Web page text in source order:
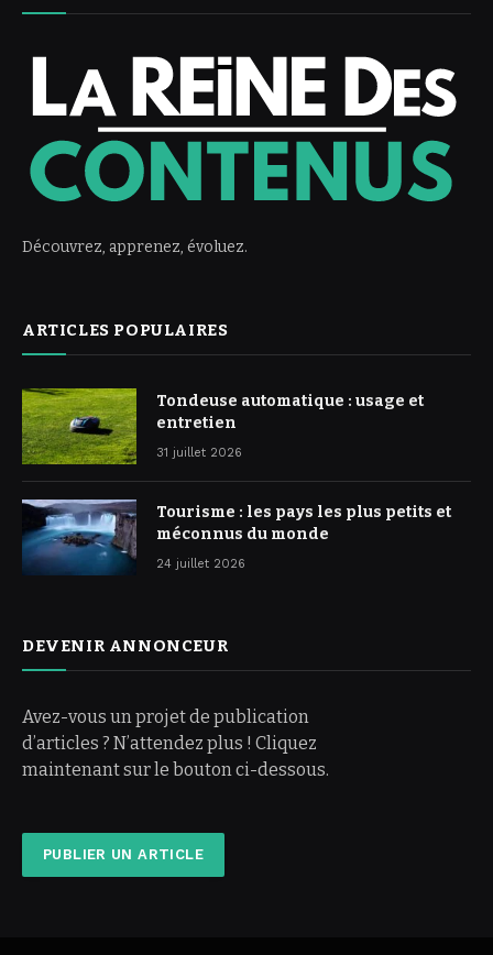
Découvrez, apprenez, évoluez.
ARTICLES POPULAIRES
Tondeuse automatique : usage et
entretien
31 juillet 2026
Tourisme : les pays les plus petits et
méconnus du monde
24 juillet 2026
DEVENIR ANNONCEUR
Avez-vous un projet de publication
d’articles ? N’attendez plus ! Cliquez
maintenant sur le bouton ci-dessous.
PUBLIER UN ARTICLE